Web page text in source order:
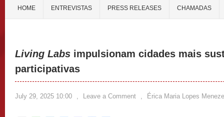
HOME ENTREVISTAS PRESS RELEASES CHAMADAS
Living Labs impulsionam cidades mais
participativas
July 29, 2025 10:00 , Leave a Comment , Érica Maria Lopes